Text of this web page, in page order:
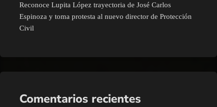
Reconoce Lupita López trayectoria de José Carlos
Espinoza y toma protesta al nuevo director de Protección
Civil
Comentarios recientes